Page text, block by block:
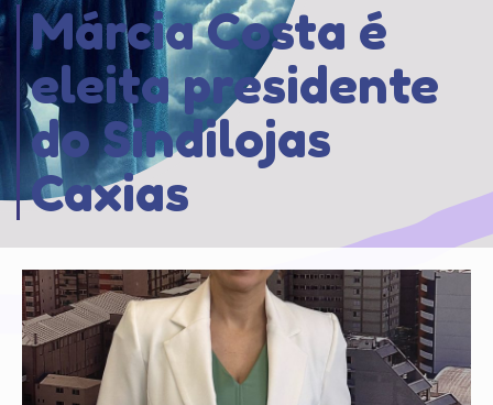
Márcia Costa é
eleita presidente
do Sindilojas
Caxias